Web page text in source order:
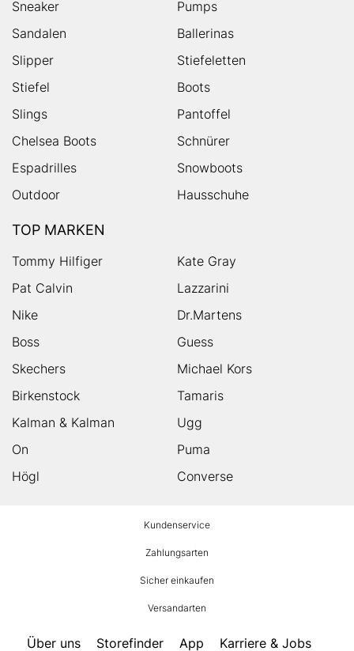
Sneaker
Pumps
Sandalen
Ballerinas
Slipper
Stiefeletten
Stiefel
Boots
Slings
Pantoffel
Chelsea Boots
Schnürer
Espadrilles
Snowboots
Outdoor
Hausschuhe
TOP MARKEN
Tommy Hilfiger
Kate Gray
Pat Calvin
Lazzarini
Nike
Dr.Martens
Boss
Guess
Skechers
Michael Kors
Birkenstock
Tamaris
Kalman & Kalman
Ugg
On
Puma
Högl
Converse
Kundenservice
Zahlungsarten
Sicher einkaufen
Versandarten
Über uns Storefinder App Karriere & Jobs